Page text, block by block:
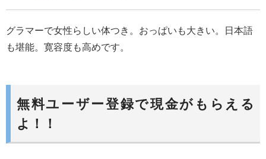
グラマーで女性らしい体つき。おっぱいも大きい。日本語
も堪能。寛容度も高めです。
無料ユーザー登録で現金がもらえる
よ！！